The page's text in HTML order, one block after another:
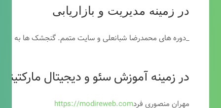
در زمینه مدیریت و بازاریابی
_دوره های محمدرضا شبانعلی و سایت متمم. گنجشک ها به
در زمینه آموزش سئو و دیجیتال
مهران منصوری فردhttps://modireweb.com